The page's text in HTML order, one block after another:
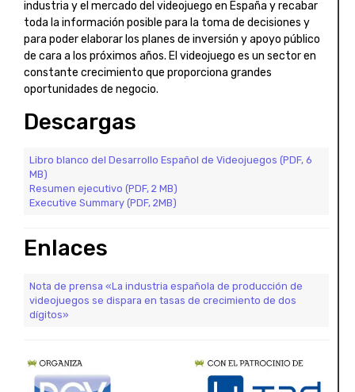
industria y el mercado del videojuego en España y recabar
toda la información posible para la toma de decisiones y
para poder elaborar los planes de inversión y apoyo público
de cara a los próximos años. El videojuego es un sector en
constante crecimiento que proporciona grandes
oportunidades de negocio.
Descargas
Libro blanco del Desarrollo Español de Videojuegos (PDF, 6
MB)
Resumen ejecutivo (PDF, 2 MB)
Executive Summary (PDF, 2MB)
Enlaces
Nota de prensa «La industria española de producción de
videojuegos se dispara en tasas de crecimiento de dos
dígitos»